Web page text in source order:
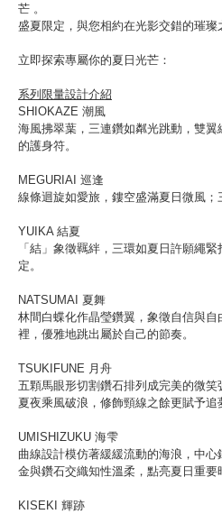
芒 。
盛夏限定，與您相約在光影交錯的璀璨
立即探索專屬你的夏日光芒：
系列限量設計介紹
SHIOKAZE 潮風
海風拂翠葉，三連鑽如粼光跳動，雙
的護身符。
MEGURIAI 巡逢
線條迴旋如愛旅，鏤空盛滿夏日微風；
YUIKA 結夏
「結」象徵羈絆，三環如夏日許願繩
定。
NATSUMAI 夏舞
林間白蝶化作晶瑩鑽翼，象徵自信與
裡，優雅地跳出屬於自己的節奏。
TSUKIFUNE 月舟
五顆馬眼形切割鑽石排列成完美的微
夏夜乘風破浪，修飾頸線之餘更賦予追
UMISHIZUKU 海雫
曲線設計模仿著緩緩流動的海浪，中
金與鑽石交織知性溫柔，點亮夏日重要
KISEKI 輝跡